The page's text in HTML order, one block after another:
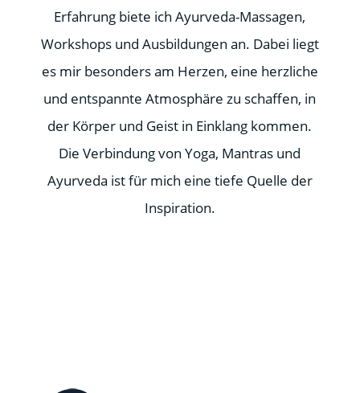
Erfahrung biete ich Ayurveda-Massagen,
Workshops und Ausbildungen an. Dabei liegt
es mir besonders am Herzen, eine herzliche
und entspannte Atmosphäre zu schaffen, in
der Körper und Geist in Einklang kommen.
Die Verbindung von Yoga, Mantras und
Ayurveda ist für mich eine tiefe Quelle der
Inspiration.